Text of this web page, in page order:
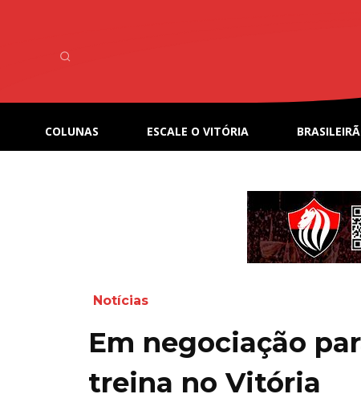
COLUNAS ESCALE O VITÓRIA
Notícias
Em negociação
treina no Vitória